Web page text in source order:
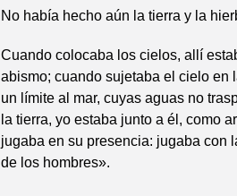
No había hecho aún la tierra y la
Cuando colocaba los cielos, allí
abismo; cuando sujetaba el cielo en
un límite al mar, cuyas aguas no
la tierra, yo estaba junto a él, como
jugaba en su presencia: jugaba con
de los hombres».